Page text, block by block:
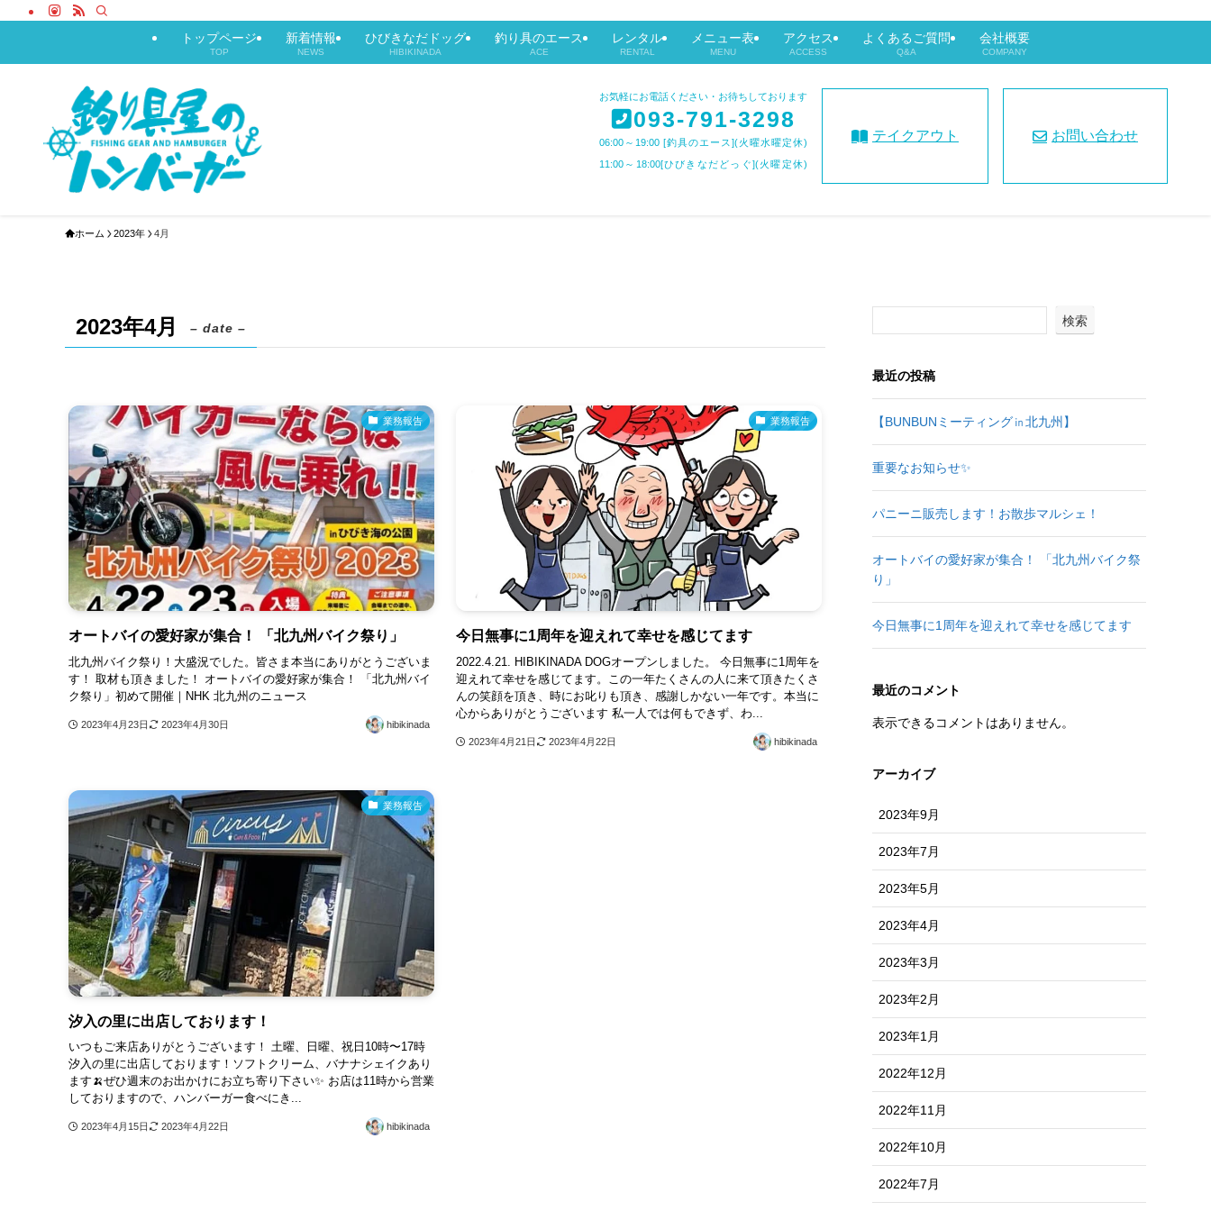
お気軽にお電話ください・お待ちしております
093-791-3298
06:00～19:00 [釣具のエース](火曜水曜定休)
11:00～18:00[ひびきなだどっぐ](火曜定休)
テイクアウト お問い合わせ
トップページ
TOP
新着情報
NEWS
ひびきなだドッグ
HIBIKINADA
釣り具のエース
ACE
レンタル
RENTAL
メニュー表
MENU
アクセス
ACCESS
よくあるご質問
Q&A
会社概要
COMPANY
ホーム 2023年 4月
2023年4月 – date –
業務報告
オートバイの愛好家が集合！ 「北九州バイク祭り」
北九州バイク祭り！大盛況でした。皆さま本当にありがとうございま
す！ 取材も頂きました！ オートバイの愛好家が集合！ 「北九州バイ
ク祭り」初めて開催｜NHK 北九州のニュース
2023年4月23日 2023年4月30日 hibikinada
業務報告
今日無事に1周年を迎えれて幸せを感じてます
2022.4.21. HIBIKINADA DOGオープンしました。 今日無事に1周年を
迎えれて幸せを感じてます。この一年たくさんの人に来て頂きたくさ
んの笑顔を頂き、時にお叱りも頂き、感謝しかない一年です。本当に
心からありがとうございます 私一人では何もできず、わ...
2023年4月21日 2023年4月22日 hibikinada
業務報告
汐入の里に出店しております！
いつもご来店ありがとうございます！ 土曜、日曜、祝日10時〜17時
汐入の里に出店しております！ソフトクリーム、バナナシェイクあり
ます🍌ぜひ週末のお出かけにお立ち寄り下さい✨ お店は11時から営業
しておりますので、ハンバーガー食べにき...
2023年4月15日 2023年4月22日 hibikinada
検索
最近の投稿
【BUNBUNミーティング㏌北九州】
重要なお知らせ✨
パニーニ販売します！お散歩マルシェ！
オートバイの愛好家が集合！ 「北九州バイク祭
り」
今日無事に1周年を迎えれて幸せを感じてます
最近のコメント
表示できるコメントはありません。
アーカイブ
2023年9月
2023年7月
2023年5月
2023年4月
2023年3月
2023年2月
2023年1月
2022年12月
2022年11月
2022年10月
2022年7月